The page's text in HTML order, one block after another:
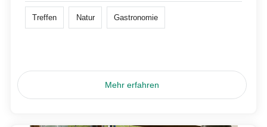
Treffen Natur Gastronomie
Mehr erfahren